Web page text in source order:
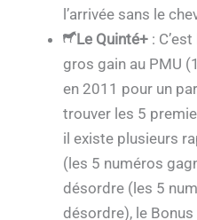
l’arrivée sans le
Le Quinté+ :
gros gain au PMU
en 2011 pour un
trouver les 5
il existe plusieurs
(les 5 numéros
désordre (les 5
désordre), le